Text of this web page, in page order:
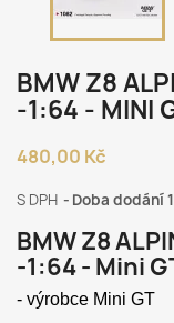
BMW Z8
-1:64 - MINI
480,00 Kč
S DPH Doba dodání
BMW Z8
-1:64 - Mini
- výrobce Mini GT